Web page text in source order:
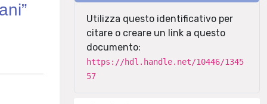
Utilizza questo identificativo per
citare o creare un link a questo
documento:
https://hdl.handle.net/10446/1345
57